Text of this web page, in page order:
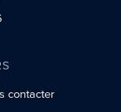
contacter